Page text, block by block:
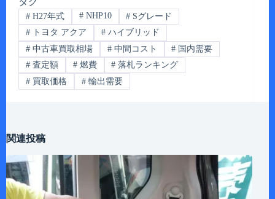
#H27年式 #NHP10 # Sグレード
#トヨタ アクア #ハイブリッド
#中古車買取相場 #中間コスト # 国内需要
#査定額 #燃費 # 落札ランキング
#買取価格 #輸出需要
関連投稿